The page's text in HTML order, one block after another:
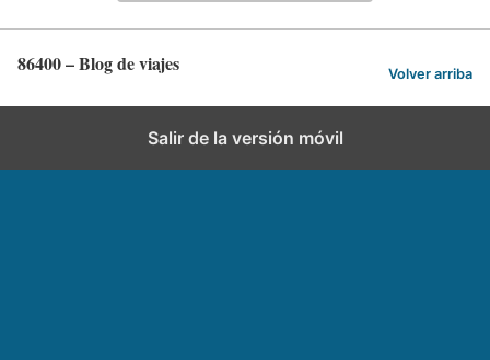
86400 – Blog de viajes Volver arriba
Salir de la versión móvil